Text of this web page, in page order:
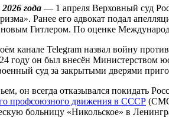
года — 1 апреля Верховный суд
Ранее его адвокат подал
Гитлером. По оценке
канале Telegram назвал войну
году он был внесён Министерством
суд за закрытыми дверями
он всегда отказывался покидать
профсоюзного движения в СССР
больницу «Никольское» в